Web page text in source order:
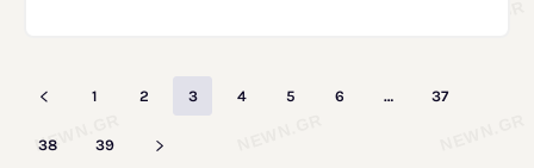
1 2 3 4 5 6 … 37
38 39